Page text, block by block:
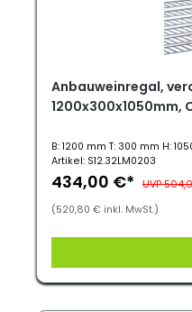
Anbauweinregal,
1200x300x1050mm,
B: 1200 mm T: 300 mm H:
Artikel: S12.32LM0203
434,00 €* UVP
(520,80 € inkl. MwSt.)